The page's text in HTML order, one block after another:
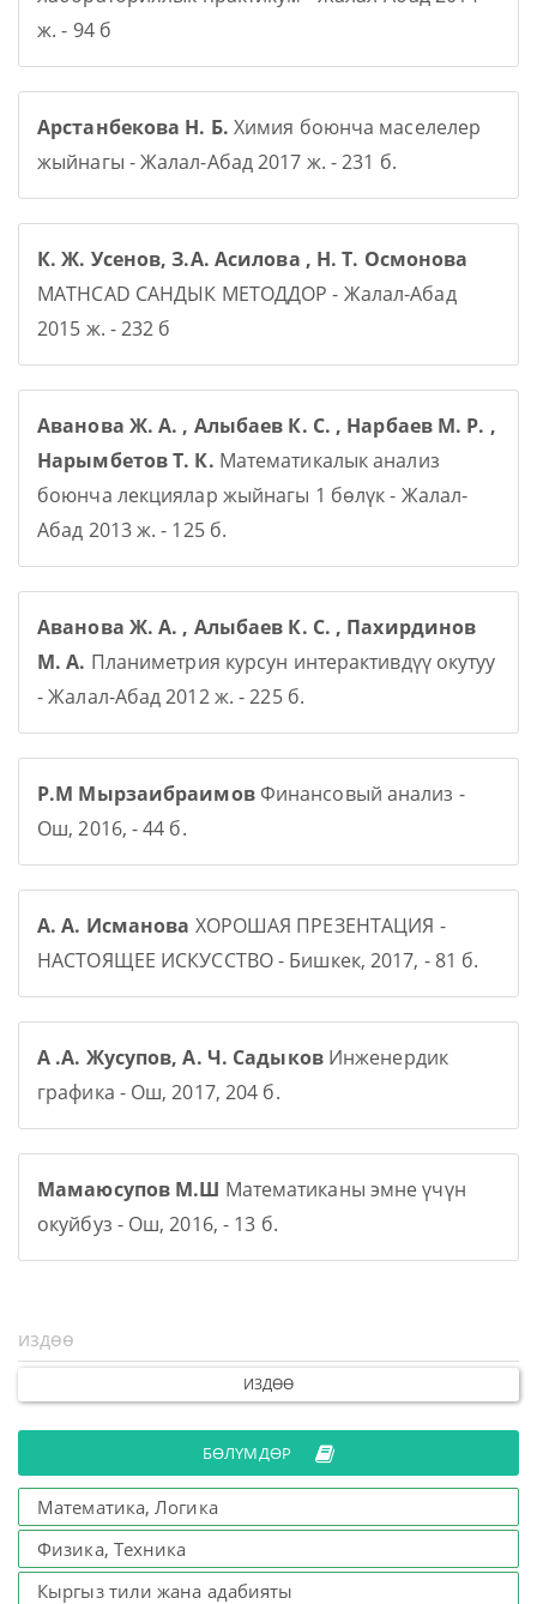
ж. - 94 б
Арстанбекова Н. Б. Химия боюнча маселелер
жыйнагы - Жалал-Абад 2017 ж. - 231 б.
К. Ж. Усенов, З.А. Асилова , Н. Т. Осмонова
MATHCAD САНДЫК МЕТОДДОР - Жалал-Абад
2015 ж. - 232 б
Аванова Ж. А. , Алыбаев К. С. , Нарбаев М. Р. ,
Нарымбетов Т. К. Математикалык анализ
боюнча лекциялар жыйнагы 1 бөлүк - Жалал-
Абад 2013 ж. - 125 б.
Аванова Ж. А. , Алыбаев К. С. , Пахирдинов
М. А. Планиметрия курсун интерактивдүү окутуу
- Жалал-Абад 2012 ж. - 225 б.
Р.М МырзаибраимовФинансовый анализ -
Ош, 2016, - 44 б.
А. А. Исманова ХОРОШАЯ ПРЕЗЕНТАЦИЯ -
НАСТОЯЩЕЕ ИСКУССТВО - Бишкек, 2017, - 81 б.
А .А. Жусупов, А. Ч. Садыков Инженердик
графика - Ош, 2017, 204 б.
Мамаюсупов М.Ш Математиканы эмне үчүн
окуйбуз - Ош, 2016, - 13 б.
ИЗДӨӨ
БӨЛҮМДӨР
Математика, Логика
Физика, Техника
Кыргыз тили жана адабияты